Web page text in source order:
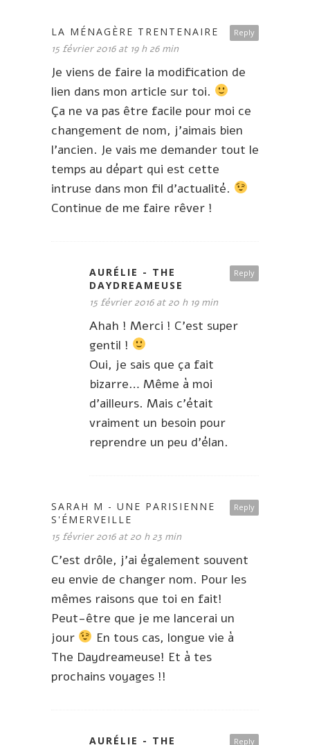
Reply
LA MÉNAGÈRE TRENTENAIRE
15 février 2016 at 19 h 26 min
Je viens de faire la modification de
lien dans mon article sur toi.
Ça ne va pas être facile pour moi ce
changement de nom, j’aimais bien
l’ancien. Je vais me demander tout le
temps au départ qui est cette
intruse dans mon fil d’actualité.
Continue de me faire rêver !
Reply
AURÉLIE - THE
DAYDREAMEUSE
15 février 2016 at 20 h 19 min
Ahah ! Merci ! C’est super
gentil !
Oui, je sais que ça fait
bizarre… Même à moi
d’ailleurs. Mais c’était
vraiment un besoin pour
reprendre un peu d’élan.
Reply
SARAH M - UNE PARISIENNE
S'ÉMERVEILLE
15 février 2016 at 20 h 23 min
C’est drôle, j’ai également souvent
eu envie de changer nom. Pour les
mêmes raisons que toi en fait!
Peut-être que je me lancerai un
jour
En tous cas, longue vie à
The Daydreameuse! Et à tes
prochains voyages !!
Reply
AURÉLIE - THE